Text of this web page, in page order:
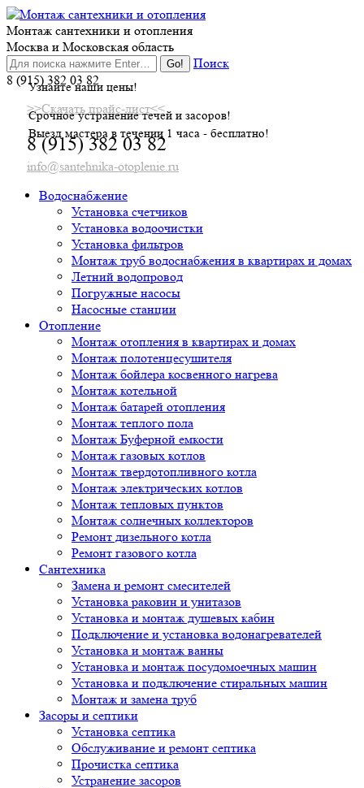
Skip
to
content
Монтаж сантехники и отопления
Москва и Московская область
Поиск
8 (915) 382 03 82
Узнайте наши цены!
>>Скачать прайс-лист<<
Срочное устранение течей и засоров!
Выезд мастера в течении 1 часа - бесплатно!
8 (915) 382 03 82
info@santehnika-otoplenie.ru
Водоснабжение
Установка счетчиков
Установка водоочистки
Установка фильтров
Монтаж труб водоснабжения в квартирах и домах
Летний водопровод
Погружные насосы
Насосные станции
Отопление
Монтаж отопления в квартирах и домах
Монтаж полотенцесушителя
Монтаж бойлера косвенного нагрева
Монтаж котельной
Монтаж батарей отопления
Монтаж теплого пола
Монтаж Буферной емкости
Монтаж газовых котлов
Монтаж твердотопливного котла
Монтаж электрических котлов
Монтаж тепловых пунктов
Монтаж солнечных коллекторов
Ремонт дизельного котла
Ремонт газового котла
Cантехника
Замена и ремонт смесителей
Установка раковин и унитазов
Установка и монтаж душевых кабин
Подключение и установка водонагревателей
Установка и монтаж ванны
Установка и монтаж посудомоечных машин
Установка и подключение стиральных машин
Монтаж и замена труб
Засоры и септики
Установка септика
Обслуживание и ремонт септика
Прочистка септика
Устранение засоров